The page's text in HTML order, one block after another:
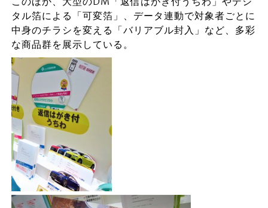
タル箔による「可変箔」、データ連動で対象者ごとに
中身のチラシを変える「バリアブル封入」など、多彩
な商品群を展示している。